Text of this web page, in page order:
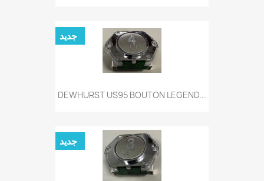
DEWHURST US95 BOUTON LEGEND...
جديد
جديد